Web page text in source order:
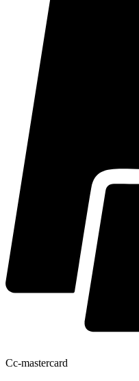
Cc-mastercard